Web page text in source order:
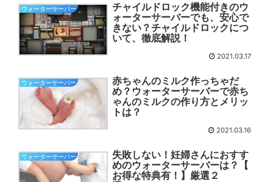
ウォーターサーバー
チャイルドロック機能付きのウ
ォーターサーバーでも、安心で
きない？チャイルドロックにつ
いて、徹底解説！
2021.03.17
ウォーターサーバー
赤ちゃんのミルク作っちゃだ
め？ウォーターサーバーで赤ち
ゃんのミルクの作り方とメリッ
トは？
2021.03.16
ウォーターサーバー
失敗しない！妊婦さんにおすす
めのウォーターサーバーは？【
お得な特典有！】厳選２